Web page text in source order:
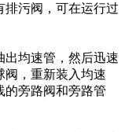
排污阀，可在运行过
出均速管，然后迅速
阀，重新装入均速
的旁路阀和旁路管